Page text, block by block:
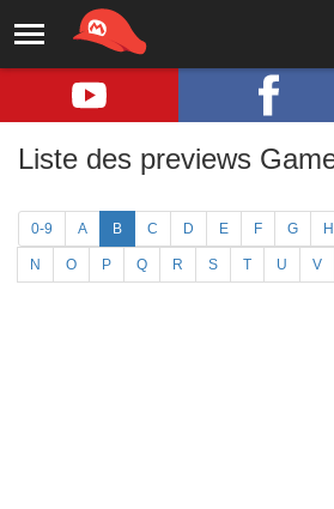
Liste des previews
0-9 A B C D E F G H
N O P Q R S T U V